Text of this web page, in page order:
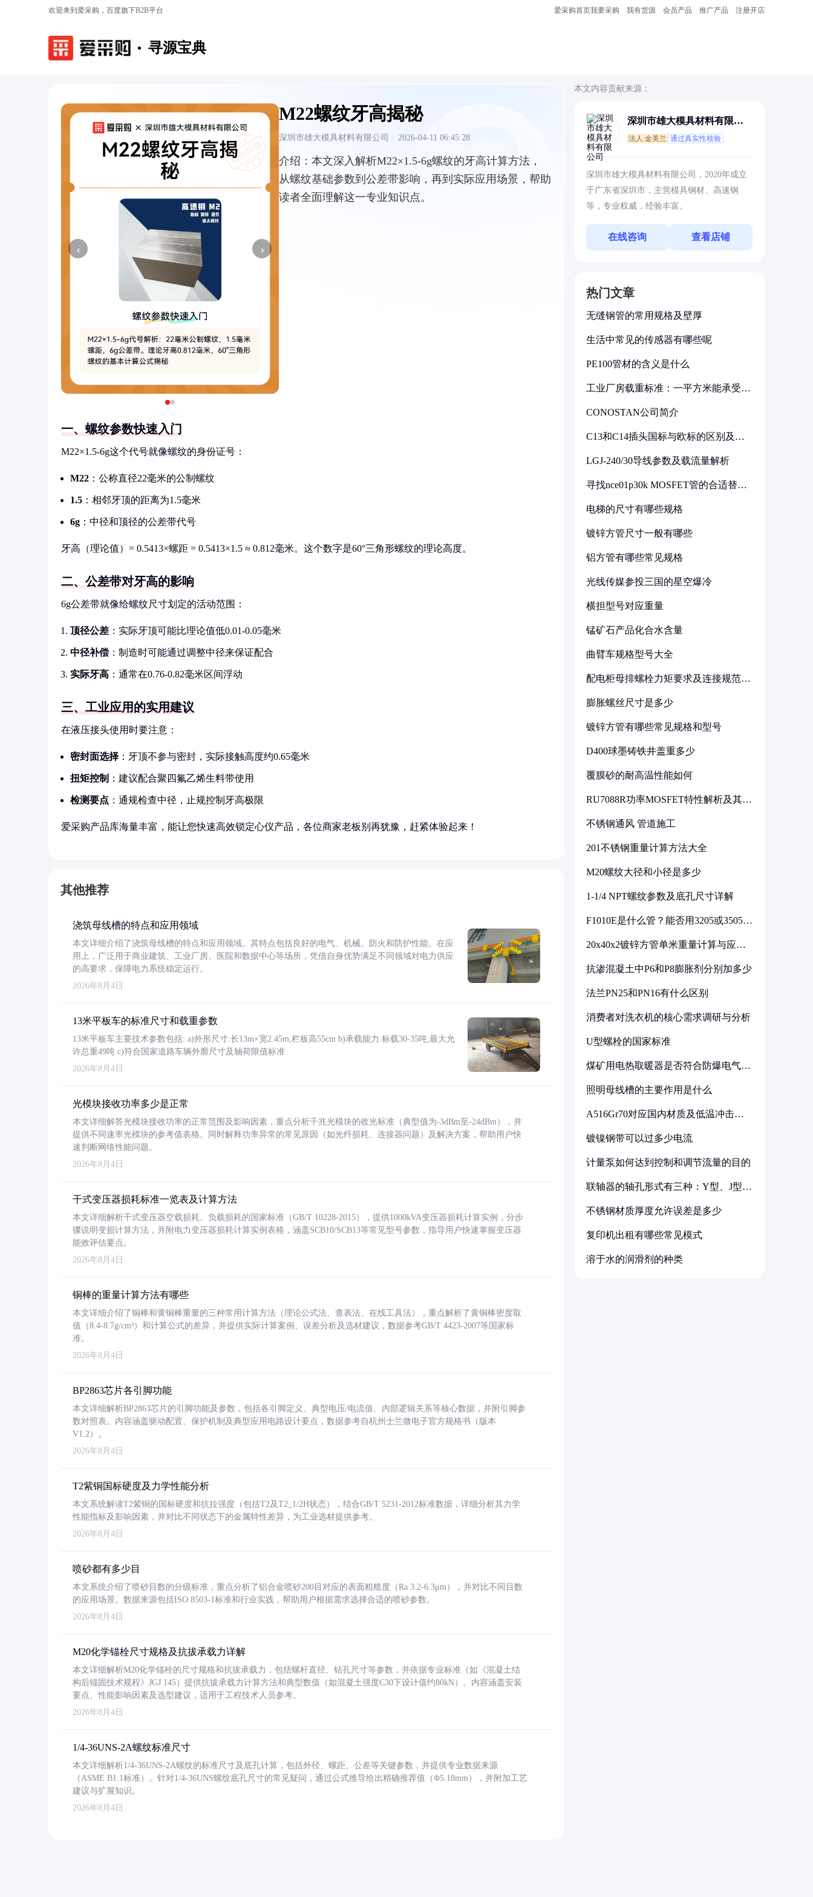
欢迎来到爱采购，百度旗下B2B平台 爱采购首页我要采购 我有货源 会员产品 推广产品 注册开店
寻源宝典
‹ ›
M22螺纹牙高揭秘
深圳市雄大模具材料有限公司 · 2026-04-11 06:45:28
介绍： 本文深入解析M22×1.5-6g螺纹的牙高计算方法，
从螺纹基础参数到公差带影响，再到实际应用场景，帮助
读者全面理解这一专业知识点。
一、螺纹参数快速入门
M22×1.5-6g这个代号就像螺纹的身份证号：
M22 ：公称直径22毫米的公制螺纹
1.5 ：相邻牙顶的距离为1.5毫米
6g ：中径和顶径的公差带代号
牙高（理论值）= 0.5413×螺距 = 0.5413×1.5 ≈ 0.812毫米。这个数字是60°三角形螺纹的理论高度。
二、公差带对牙高的影响
6g公差带就像给螺纹尺寸划定的活动范围：
顶径公差 ：实际牙顶可能比理论值低0.01-0.05毫米
中径补偿 ：制造时可能通过调整中径来保证配合
实际牙高 ：通常在0.76-0.82毫米区间浮动
三、工业应用的实用建议
在液压接头使用时要注意：
密封面选择 ：牙顶不参与密封，实际接触高度约0.65毫米
扭矩控制 ：建议配合聚四氟乙烯生料带使用
检测要点 ：通规检查中径，止规控制牙高极限
爱采购产品库海量丰富，能让您快速高效锁定心仪产品，各位商家老板别再犹豫，赶紧体验起来！
其他推荐
浇筑母线槽的特点和应用领域
本文详细介绍了浇筑母线槽的特点和应用领域。其特点包括良好的电气、机械、防火和防护性能。在应
用上，广泛用于商业建筑、工业厂房、医院和数据中心等场所，凭借自身优势满足不同领域对电力供应
的高要求，保障电力系统稳定运行。
2026年8月4日
13米平板车的标准尺寸和载重参数
13米平板车主要技术参数包括: a)外形尺寸:长13m×宽2.45m,栏板高55cm b)承载能力:标载30-35吨,最大允
许总重49吨 c)符合国家道路车辆外廓尺寸及轴荷限值标准
2026年8月4日
光模块接收功率多少是正常
本文详细解答光模块接收功率的正常范围及影响因素，重点分析千兆光模块的收光标准（典型值为-3dBm至-24dBm），并
提供不同速率光模块的参考值表格。同时解释功率异常的常见原因（如光纤损耗、连接器问题）及解决方案，帮助用户快
速判断网络性能问题。
2026年8月4日
干式变压器损耗标准一览表及计算方法
本文详细解析干式变压器空载损耗、负载损耗的国家标准（GB/T 10228-2015），提供1000kVA变压器损耗计算实例，分步
骤说明变损计算方法，并附电力变压器损耗计算实例表格，涵盖SCB10/SCB13等常见型号参数，指导用户快速掌握变压器
能效评估要点。
2026年8月4日
铜棒的重量计算方法有哪些
本文详细介绍了铜棒和黄铜棒重量的三种常用计算方法（理论公式法、查表法、在线工具法），重点解析了黄铜棒密度取
值（8.4-8.7g/cm³）和计算公式的差异，并提供实际计算案例、误差分析及选材建议，数据参考GB/T 4423-2007等国家标
准。
2026年8月4日
BP2863芯片各引脚功能
本文详细解析BP2863芯片的引脚功能及参数，包括各引脚定义、典型电压/电流值、内部逻辑关系等核心数据，并附引脚参
数对照表。内容涵盖驱动配置、保护机制及典型应用电路设计要点，数据参考自杭州士兰微电子官方规格书（版本
V1.2）。
2026年8月4日
T2紫铜国标硬度及力学性能分析
本文系统解读T2紫铜的国标硬度和抗拉强度（包括T2及T2_1/2H状态），结合GB/T 5231-2012标准数据，详细分析其力学
性能指标及影响因素，并对比不同状态下的金属特性差异，为工业选材提供参考。
2026年8月4日
喷砂都有多少目
本文系统介绍了喷砂目数的分级标准，重点分析了铝合金喷砂200目对应的表面粗糙度（Ra 3.2-6.3μm），并对比不同目数
的应用场景。数据来源包括ISO 8503-1标准和行业实践，帮助用户根据需求选择合适的喷砂参数。
2026年8月4日
M20化学锚栓尺寸规格及抗拔承载力详解
本文详细解析M20化学锚栓的尺寸规格和抗拔承载力，包括螺杆直径、钻孔尺寸等参数，并依据专业标准（如《混凝土结
构后锚固技术规程》JGJ 145）提供抗拔承载力计算方法和典型数值（如混凝土强度C30下设计值约80kN）。内容涵盖安装
要点、性能影响因素及选型建议，适用于工程技术人员参考。
2026年8月4日
1/4-36UNS-2A螺纹标准尺寸
本文详细解析1/4-36UNS-2A螺纹的标准尺寸及底孔计算，包括外径、螺距、公差等关键参数，并提供专业数据来源
（ASME B1.1标准）。针对1/4-36UNS螺纹底孔尺寸的常见疑问，通过公式推导给出精确推荐值（Φ5.18mm），并附加工艺
建议与扩展知识。
2026年8月4日
本文内容贡献来源：
深圳市雄大模具材料有限公
法人:金美兰 通过真实性核验
深圳市雄大模具材料有限公司，2020年成立
于广东省深圳市，主营模具钢材、高速钢
等，专业权威，经验丰富。
在线咨询 查看店铺
热门文章
无缝钢管的常用规格及壁厚
生活中常见的传感器有哪些呢
PE100管材的含义是什么
工业厂房载重标准：一平方米能承受多
CONOSTAN公司简介
C13和C14插头国标与欧标的区别及其
LGJ-240/30导线参数及载流量解析
寻找nce01p30k MOSFET管的合适替代
电梯的尺寸有哪些规格
镀锌方管尺寸一般有哪些
铝方管有哪些常见规格
光线传媒参投三国的星空爆冷
横担型号对应重量
锰矿石产品化合水含量
曲臂车规格型号大全
配电柜母排螺栓力矩要求及连接规范详
膨胀螺丝尺寸是多少
镀锌方管有哪些常见规格和型号
D400球墨铸铁井盖重多少
覆膜砂的耐高温性能如何
RU7088R功率MOSFET特性解析及其在
不锈钢通风 管道施工
201不锈钢重量计算方法大全
M20螺纹大径和小径是多少
1-1/4 NPT螺纹参数及底孔尺寸详解
F1010E是什么管？能否用3205或3505代
20x40x2镀锌方管单米重量计算与应用
抗渗混凝土中P6和P8膨胀剂分别加多少
法兰PN25和PN16有什么区别
消费者对洗衣机的核心需求调研与分析
U型螺栓的国家标准
煤矿用电热取暖器是否符合防爆电气设
照明母线槽的主要作用是什么
A516Gr70对应国内材质及低温冲击要
镀镍钢带可以过多少电流
计量泵如何达到控制和调节流量的目的
联轴器的轴孔形式有三种：Y型、J型、
不锈钢材质厚度允许误差是多少
复印机出租有哪些常见模式
溶于水的润滑剂的种类